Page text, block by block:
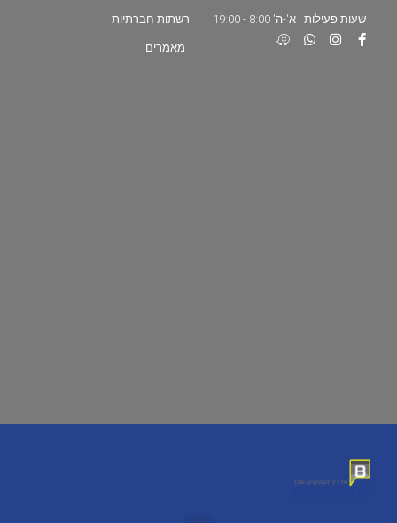
שעות פעילות : א'-ה' 8:00 - 19:00 רשתות חברתיות
מאמרים